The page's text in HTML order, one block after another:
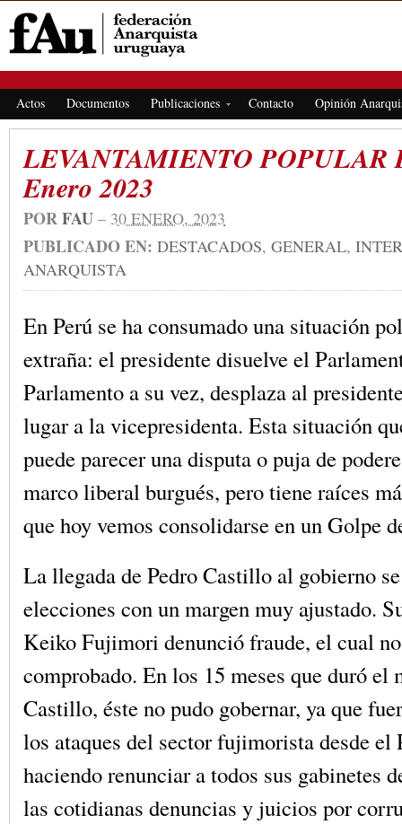
Actos Documentos Publicaciones Contacto Opinión
LEVANTAMIENTO POPULAR
Enero 2023
PORFAU – 30 ENERO, 2023
PUBLICADO EN: DESTACADOS, GENERAL,
ANARQUISTA
En Perú se ha consumado una situación
extraña: el presidente disuelve el
Parlamento a su vez, desplaza al
lugar a la vicepresidenta. Esta situación
puede parecer una disputa o puja de
marco liberal burgués, pero tiene raíces
que hoy vemos consolidarse en un Golpe
La llegada de Pedro Castillo al gobierno
elecciones con un margen muy ajustado.
Keiko Fujimori denunció fraude, el cual
comprobado. En los 15 meses que duró el
Castillo, éste no pudo gobernar, ya que
los ataques del sector fujimorista desde el
haciendo renunciar a todos sus gabinetes
las cotidianas denuncias y juicios por